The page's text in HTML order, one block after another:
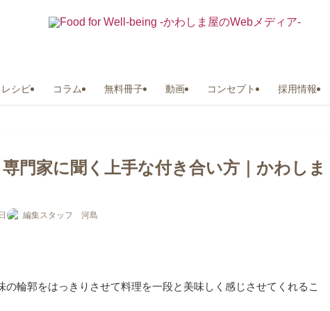
レシピ コラム 無料冊子 動画 コンセプト 採用情報
門家に聞く上手な付き合い方｜かわしま
編集スタッフ 河島
輪郭をはっきりさせて料理を一段と美味しく感じさせてくれるこ